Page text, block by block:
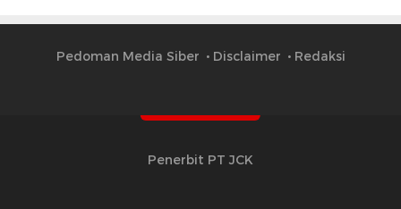
Pedoman Media Siber Disclaimer Redaksi
Penerbit PT JCK